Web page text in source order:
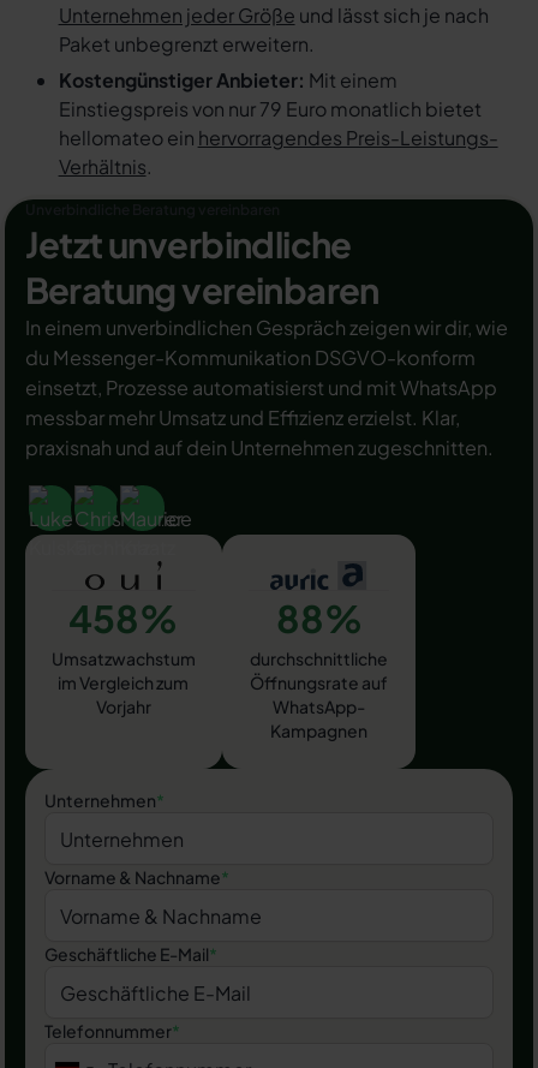
Unternehmen jeder Größe und lässt sich je nach
Paket unbegrenzt erweitern.
Kostengünstiger Anbieter: Mit einem
Einstiegspreis von nur 79 Euro monatlich bietet
hellomateo ein hervorragendes Preis-Leistungs-
Verhältnis.
Jetzt unverbindliche
Beratung vereinbaren
In einem unverbindlichen Gespräch zeigen wir dir, wie
du Messenger-Kommunikation DSGVO-konform
einsetzt, Prozesse automatisierst und mit WhatsApp
messbar mehr Umsatz und Effizienz erzielst. Klar,
praxisnah und auf dein Unternehmen zugeschnitten.
458%
Umsatzwachstum
im Vergleich zum
Vorjahr
88%
durchschnittliche
Öffnungsrate auf
WhatsApp-
Kampagnen
Unternehmen*
Vorname & Nachname*
Geschäftliche E-Mail*
Telefonnummer*